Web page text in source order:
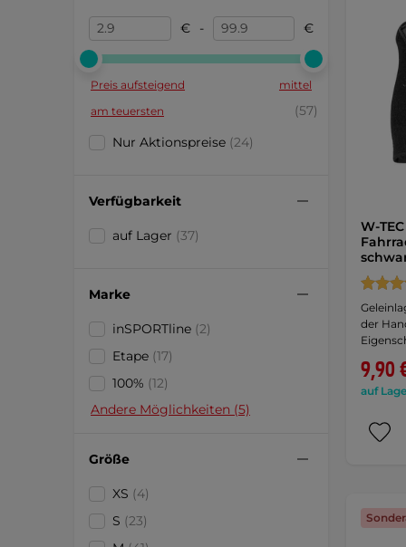
€ - €
Preis aufsteigend
mittel
am teuersten
(57)
Nur Aktionspreise (24)
Verfügbarkeit
auf Lager (37)
Marke
inSPORTline (2)
Etape (17)
100% (12)
Andere Möglichkeiten (5)
Größe
XS (4)
S (23)
W-
der
9,90
auf